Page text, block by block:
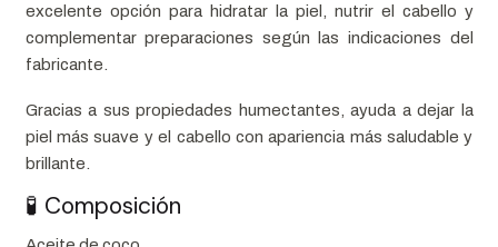
excelente opción para hidratar la piel, nutrir el cabello y
complementar preparaciones según las indicaciones del
fabricante.
Gracias a sus propiedades humectantes, ayuda a dejar la
piel más suave y el cabello con apariencia más saludable y
brillante.
🧪 Composición